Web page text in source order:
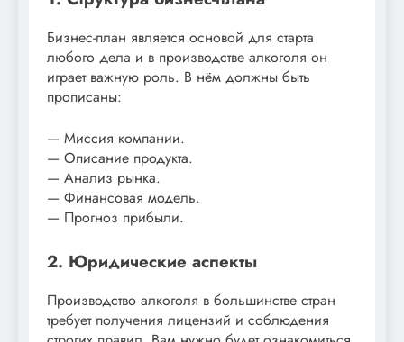
Бизнес-план является основой для старта
любого дела и в производстве алкоголя он
играет важную роль. В нём должны быть
прописаны:
— Миссия компании.
— Описание продукта.
— Анализ рынка.
— Финансовая модель.
— Прогноз прибыли.
2. Юридические аспекты
Производство алкоголя в большинстве стран
требует получения лицензий и соблюдения